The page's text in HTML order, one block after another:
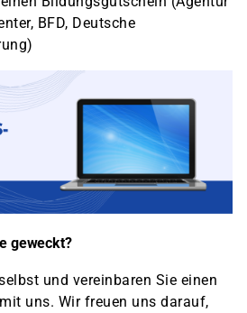
BFD, Deutsche
geweckt?
und vereinbaren Sie einen
uns. Wir freuen uns darauf,